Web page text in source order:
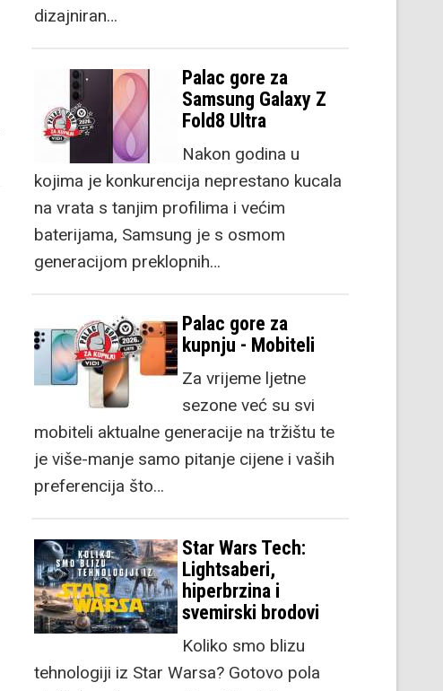
dizajniran…
Palac gore za
Samsung Galaxy Z
Fold8 Ultra
Nakon godina u
kojima je konkurencija neprestano kucala
na vrata s tanjim profilima i većim
baterijama, Samsung je s osmom
generacijom preklopnih…
Palac gore za
kupnju - Mobiteli
Za vrijeme ljetne
sezone već su svi
mobiteli aktualne generacije na tržištu te
je više-manje samo pitanje cijene i vaših
preferencija što…
Star Wars Tech:
Lightsaberi,
hiperbrzina i
svemirski brodovi
Koliko smo blizu
tehnologiji iz Star Warsa? Gotovo pola